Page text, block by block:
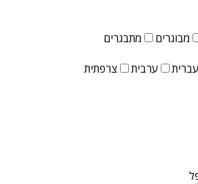
מבוגרים
מתבגרים
עברית ערבית צרפתית